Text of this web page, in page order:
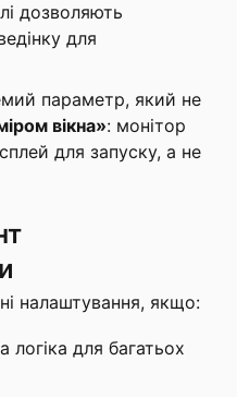
дозволяють
для
параметр, який не
вікна»: монітор
для запуску, а не
налаштування, якщо:
логіка для багатьох